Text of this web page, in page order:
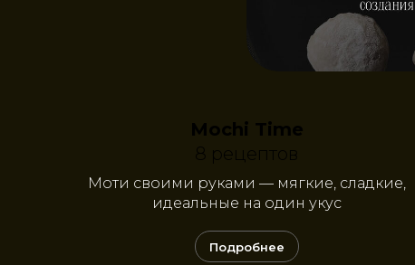
Mochi Time
8 рецептов
Моти своими руками — мягкие, сладкие,
идеальные на один укус
Подробнее